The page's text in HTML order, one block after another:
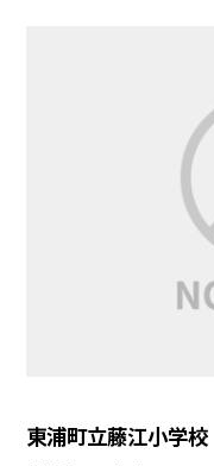
東浦町立藤江小学校